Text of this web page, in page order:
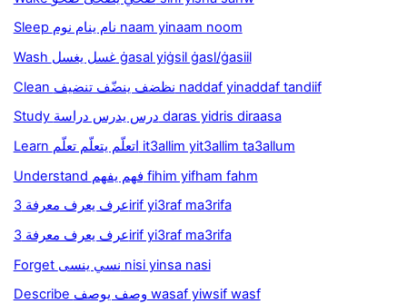
Sleep نام ينام نوم naam yinaam noom
Wash غسل يغسل ġasal yiġsil ġasl/ġasiil
Clean نظضف ينضّف تنضيف naddaf yinaddaf tandiif
Study درس يدرس دراسة daras yidris diraasa
Learn اتعلّم يتعلّم تعلّم it3allim yit3allim ta3allum
Understand فهم يفهم fihim yifham fahm
عرف يعرف معرفة 3irif yi3raf ma3rifa
عرف يعرف معرفة 3irif yi3raf ma3rifa
Forget نسي ينسى nisi yinsa nasi
Describe وصف يوصف wasaf yiwsif wasf